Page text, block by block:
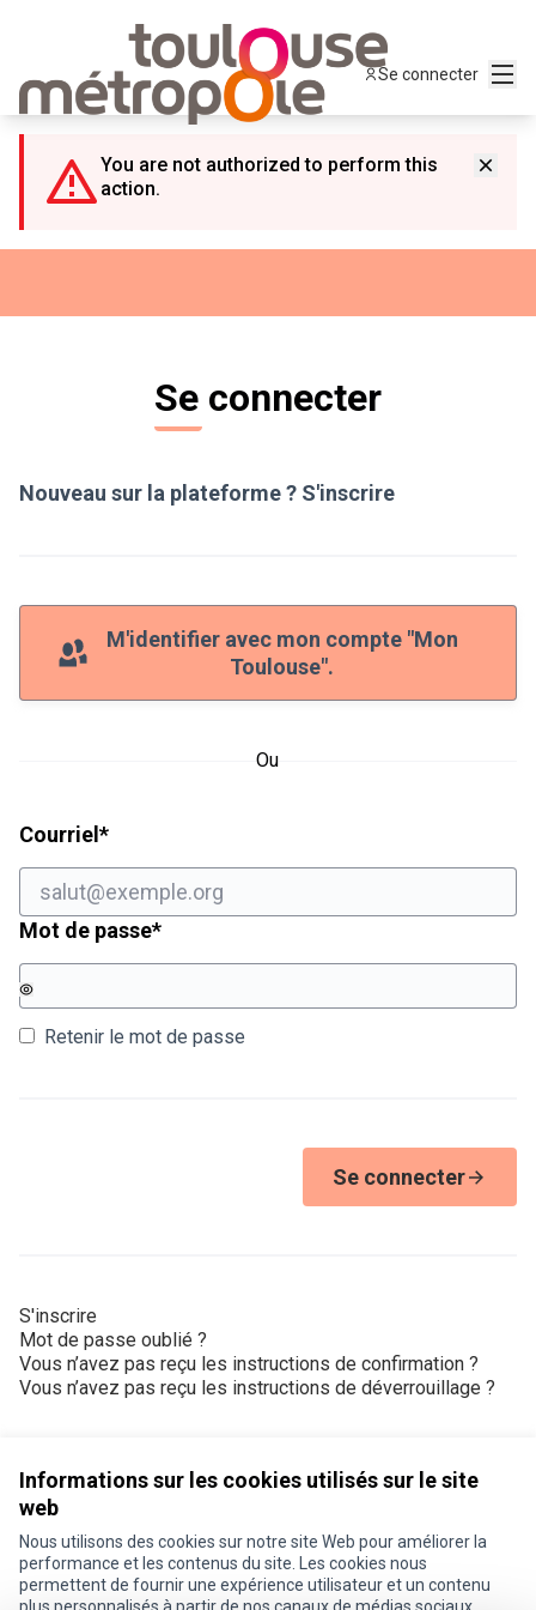
Informations sur les cookies utilisés sur le site
web
Nous utilisons des cookies sur notre site Web pour améliorer la
performance et les contenus du site. Les cookies nous
permettent de fournir une expérience utilisateur et un contenu
Se connecter
You are not authorized to perform this
action.
Se connecter
Nouveau sur la plateforme ? S'inscrire
M'identifier avec mon compte "Mon
Toulouse".
Ou
Courriel *Champ obligatoire
Mot de passe*Champ obligatoire
Retenir le mot de passe
Se connecter
S'inscrire
Mot de passe oublié ?
Vous n’avez pas reçu les instructions de confirmation ?
Vous n’avez pas reçu les instructions de déverrouillage ?
Conditions d'utilisation
Paramètres des cookies
Je participe ! sur X
Je participe ! sur Facebook
Je participe ! sur Instagram